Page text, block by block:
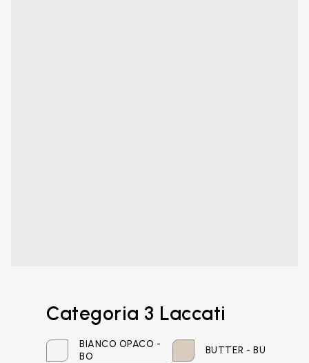
Categoria 3 Laccati
BIANCO OPACO -
BO
BUTTER - BU